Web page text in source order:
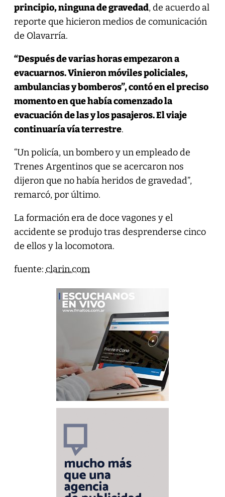
principio, ninguna de gravedad, de acuerdo al
reporte que hicieron medios de comunicación
de Olavarría.
“Después de varias horas empezaron a
evacuarnos. Vinieron móviles policiales,
ambulancias y bomberos”, contó en el preciso
momento en que había comenzado la
evacuación de las y los pasajeros. El viaje
continuaría vía terrestre.
“Un policía, un bombero y un empleado de
Trenes Argentinos que se acercaron nos
dijeron que no había heridos de gravedad”,
remarcó, por último.
La formación era de doce vagones y el
accidente se produjo tras desprenderse cinco
de ellos y la locomotora.
fuente:clarin.com